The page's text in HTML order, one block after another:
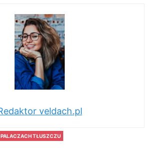
veldach.pl
TŁUSZCZU